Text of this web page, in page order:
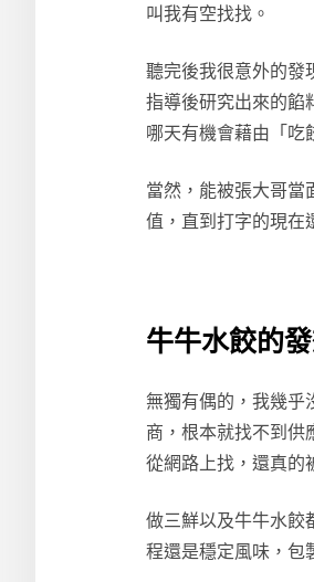
叫我有空找找。
聽完後我很意外的發
指導後研究出來的餡
哪天有機會藉由「吃
當然，能被張大哥當
值，直到打字的現在
牛牛水餃的
無獨有偶的，我幾乎
商，根本就找不到供
從網路上找，還真的
做三鮮以及牛牛水餃
程還是穩定風味，包